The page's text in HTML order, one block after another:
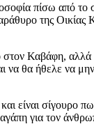
πίσω από
της
Καβάφη,
να θα ήθελε να
είναι σίγουρο
αγάπη για τον